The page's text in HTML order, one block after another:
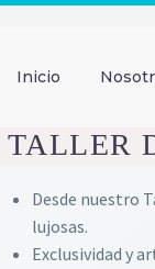
Inicio
TALLER
Desde nuestro
lujosas.
Exclusividad y